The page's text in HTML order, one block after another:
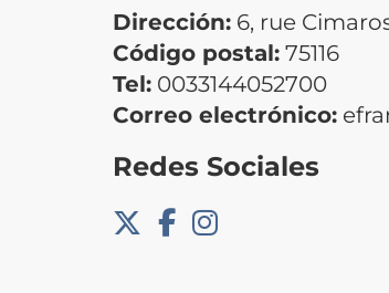
Dirección: 6, rue
Código postal: 75116
Tel: 0033144052700
Correo electrónico:
Redes Sociales